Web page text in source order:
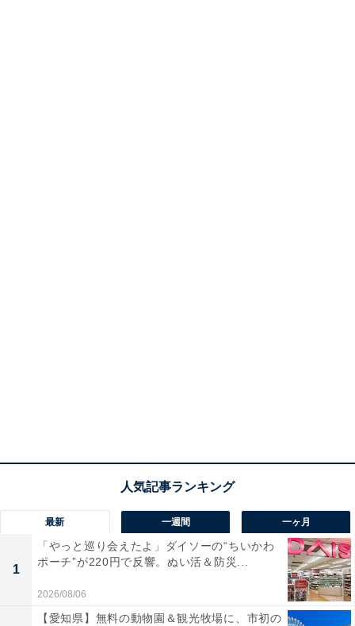
最新 一週間 一ヶ月
1
「やっと巡り会えたよ」ダイソーの“ちいかわ
ポーチ”が220円で反響。ぬい活＆防災...
2026/08/06
【愛知県】無料の動物園＆観光牧場に、市初の